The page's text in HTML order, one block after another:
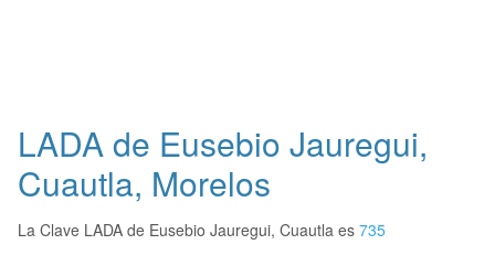
LADA de Eusebio Jauregui,
Cuautla, Morelos
La Clave LADA de Eusebio Jauregui, Cuautla es 735